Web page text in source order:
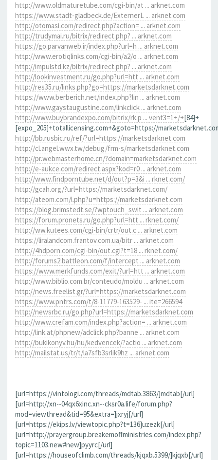
http://www.oldmaturetube.com/cgi-bin/at ... arknet.com
https://www.stadt-gladbeck.de/ExternerL ... arknet.com
http://otomasi.com/redirect.php?action= ... arknet.com
http://trudymai.ru/bitrix/redirect.php? ... arknet.com
https://go.parvanweb.ir/index.php?url=h ... arknet.com
http://www.erotiqlinks.com/cgi-bin/a2/o ... arknet.com
http://impulstd.kz/bitrix/redirect.php? ... arknet.com
http://lookinvestment.ru/go.php?url=htt ... arknet.com
http://res35.ru/links.php?go=https://marketsdarknet.com
https://www.berberich.net/index.php?lin ... arknet.com
http://www.gaystaugustine.com/linkclick ... arknet.com
http://www.buybrandexpo.com/bitrix/rk.p ... vent3=1+/+[84]+
[expo_205]+totallicensing.com+&goto=https://
http://bb.rusbic.ru/ref/?url=https://marketsdarknet.com
http://cl.angel.wwx.tw/debug/frm-s/marketsdarknet.com
http://pr.webmasterhome.cn/?domain=marketsdarknet.com
http://e-aukce.com/redirect.aspx?kod=r0 ... arknet.com
http://www.findporntube.net/d/out?p=3&i ... rknet.com/
http://gcah.org/?url=https://marketsdarknet.com/
http://ateom.com/l.php?u=https://marketsdarknet.com
https://blog.brimstedt.se/?wptouch_swit ... arknet.com
https://forum.pronets.ru/go.php?url=htt ... rknet.com/
http://ww.kutees.com/cgi-bin/crtr/out.c ... arknet.com
https://liralandcom.frantov.com.ua/bitr ... arknet.com
http://4hdporn.com/cgi-bin/out.cgi?t=18 ... rknet.com/
http://forums2.battleon.com/f/intercept ... arknet.com
https://www.merkfunds.com/exit/?url=htt ... arknet.com
http://www.biblio.com.br/conteudo/moldu ... arknet.com
http://news.freelist.gr/?url=https://marketsdarknet.com
https://www.pntrs.com/t/8-11779-163529- ... ite=266594
http://newsrbc.ru/go.php?url=https://marketsdarknet.com
http://www.crefam.com/index.php?action= ... arknet.com
http://link.at/phpnew/adclick.php?banne ... arknet.com
http://bukikonyv.hu/hu/kedvencek/?actio ... arknet.com
http://mailstat.us/tr/t/la7sfb3srlik9hz ... arknet.com
[url=https://vintologi.com/threads/mdtab.3863/]mdtab[/url]
[url=http://xn--04qx6xinc.xn--cksr0a.life/forum.php?
mod=viewthread&tid=95&extra=]jxryj[/url]
[url=https://ekips.lv/viewtopic.php?t=136]uzezk[/url]
[url=http://prayergroup.breakemoffministries.com/index.php?
topic=1103.new#new]pyyrc[/url]
[url=https://houseofclimb.com/threads/kjqxb.5399/]kjqxb[/url]